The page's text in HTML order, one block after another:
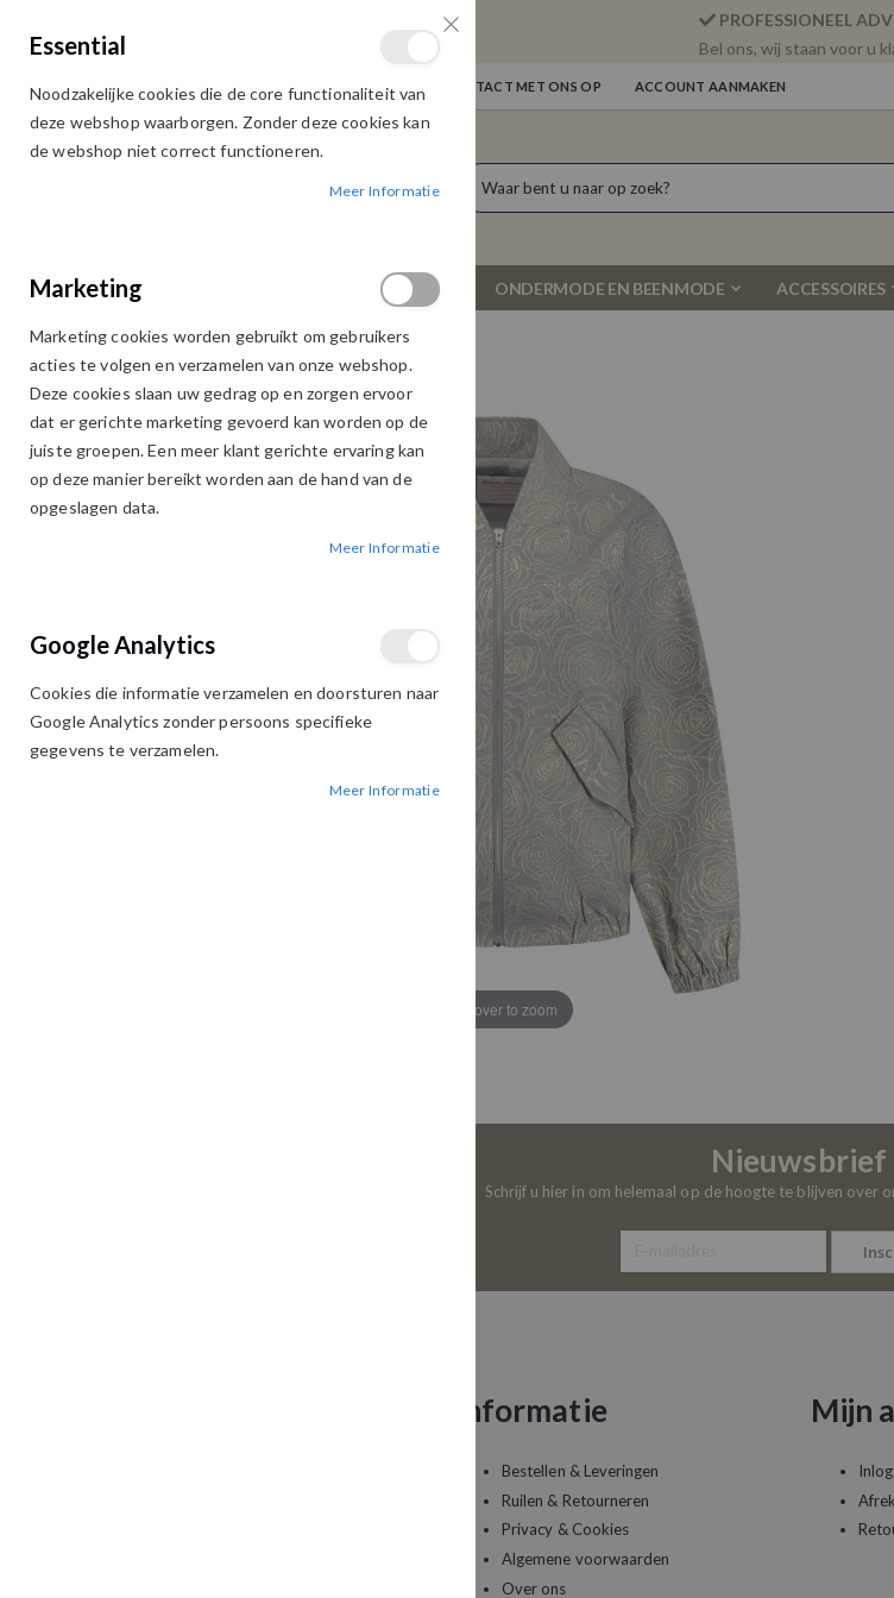
PROFESSIONEEL
Bel ons, wij staan voor u
Ga
naar
de
WELKOM NIEUWS INLOGGEN NEEM CONTACT MET ONS OP ACCOUNT AANMAKEN
Cart
DAMESKLEDING ONDERMODE EN BEENMODE ACCESSOIRES
STUDIO AMAYA SWEET HOME ALABAMA
Ga
naar
einde
Ga
naar
begin
Hover to zoom
Nieuwsbrief
Schrijf u hier in om helemaal op de hoogte te blijven over
Informatie
Bestellen & Leveringen
Ruilen & Retourneren
Privacy & Cookies
Algemene voorwaarden
Over ons
Mijn
Essential
Noodzakelijke cookies die de core functionaliteit van
deze webshop waarborgen. Zonder deze cookies kan
de webshop niet correct functioneren.
Meer Informatie
Marketing
Marketing cookies worden gebruikt om gebruikers
acties te volgen en verzamelen van onze webshop.
Deze cookies slaan uw gedrag op en zorgen ervoor
dat er gerichte marketing gevoerd kan worden op de
juiste groepen. Een meer klant gerichte ervaring kan
op deze manier bereikt worden aan de hand van de
opgeslagen data.
Meer Informatie
Google Analytics
Cookies die informatie verzamelen en doorsturen naar
Google Analytics zonder persoons specifieke
gegevens te verzamelen.
Meer Informatie